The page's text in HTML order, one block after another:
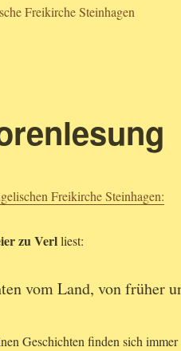
Freikirche Steinhagen:
zu Verlliest:
vom Land, von früher
Geschichten finden sich